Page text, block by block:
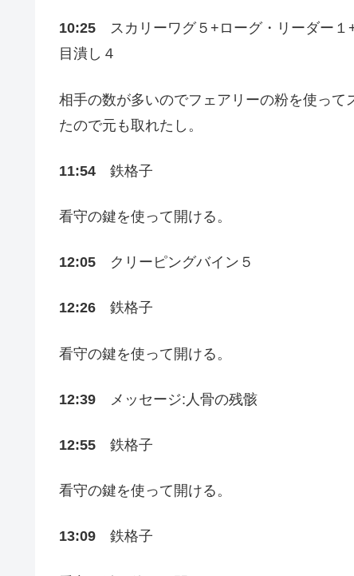
10:25 スカリーワグ５+ローグ・リーダー
目潰し４
相手の数が多いのでフェアリーの粉を使っ
たので元も取れたし。
11:54 鉄格子
看守の鍵を使って開ける。
12:05 クリーピングバイン５
12:26 鉄格子
看守の鍵を使って開ける。
12:39 メッセージ:人骨の残骸
12:55 鉄格子
看守の鍵を使って開ける。
13:09 鉄格子